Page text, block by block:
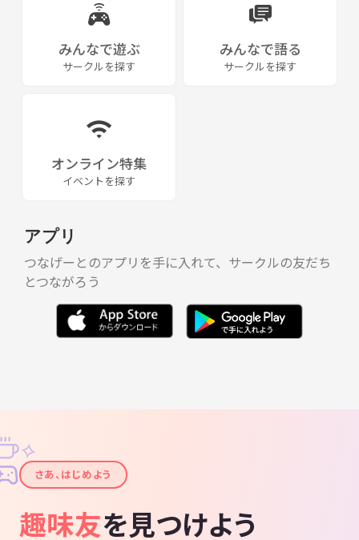
みんなで遊ぶ
サークルを探す
みんなで語る
サークルを探す
オンライン特集
イベントを探す
アプリ
つなげーとのアプリを手に入れて、サークルの友だち
とつながろう
✦
✧
さあ、はじめよう
趣味友を見つけよう